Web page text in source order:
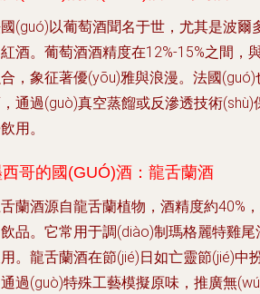
(guó)以葡萄酒聞名于世，尤其是波爾
酒。葡萄酒酒精度在12%-15%之間，
，象征著優(yōu)雅與浪漫。法國
通過(guò)真空蒸餾或反滲透技術
用。
哥的國(GUÓ)酒：龍舌蘭酒
蘭酒源自龍舌蘭植物，酒精度約40%
品。它常用于調(diào)制瑪格麗特雞
。龍舌蘭酒在節(jié)日如亡靈節(jié)中
過(guò)特殊工藝模擬原味，推廣無